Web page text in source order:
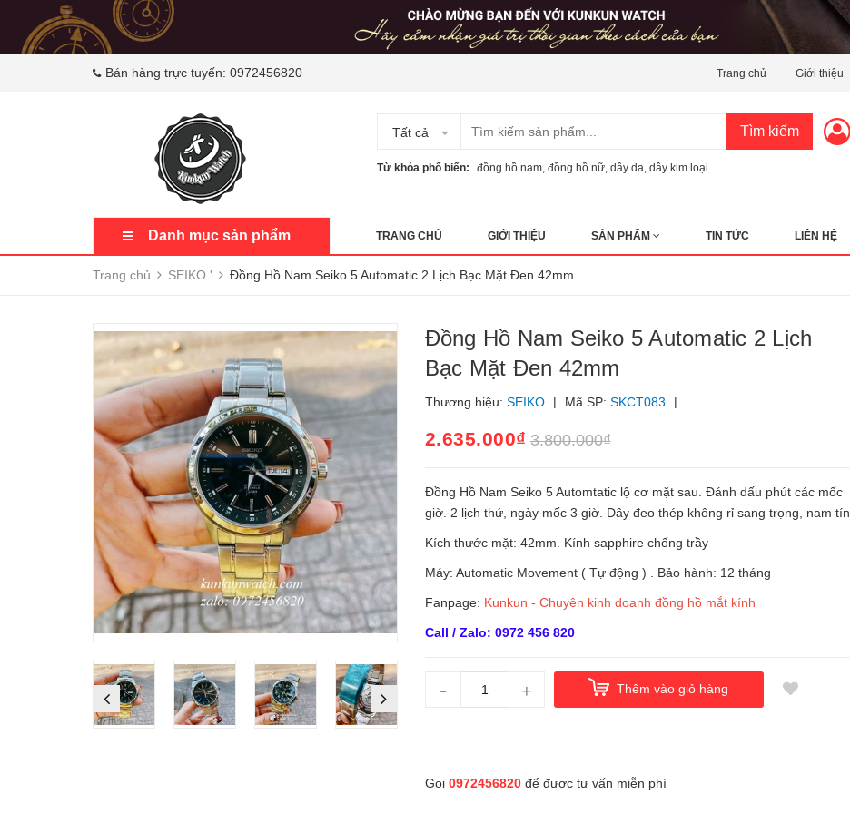
Bán hàng trực tuyến: 0972456820 Trang chủ Giới thiệu
Tất cả Tìm kiếm
Từ khóa phổ biến: đồng hồ nam đồng hồ nữ dây da dây kim loại . . .
Danh mục sản phẩm TRANG CHỦ GIỚI THIỆU SẢN PHẨM TIN TỨC LIÊN HỆ
Trang chủ SEIKO ' Đồng Hồ Nam Seiko 5 Automatic 2 Lịch Bạc Mặt Đen 42mm
Đồng Hồ Nam Seiko 5 Automatic 2 Lịch
Bạc Mặt Đen 42mm
Thương hiệu: SEIKO | Mã SP: SKCT083 |
2.635.000₫ 3.800.000₫
Đồng Hồ Nam Seiko 5 Automtatic lộ cơ mặt sau. Đánh dấu phút các mốc
giờ. 2 lịch thứ, ngày mốc 3 giờ. Dây đeo thép không rỉ sang trọng, nam
Kích thước mặt: 42mm. Kính sapphire chống trầy
Máy: Automatic Movement ( Tự động ) . Bảo hành: 12 tháng
Fanpage: Kunkun - Chuyên kinh doanh đồng hồ mắt kính
Call / Zalo: 0972 456 820
- + Thêm vào giỏ hàng
Gọi 0972456820để được tư vấn miễn phí